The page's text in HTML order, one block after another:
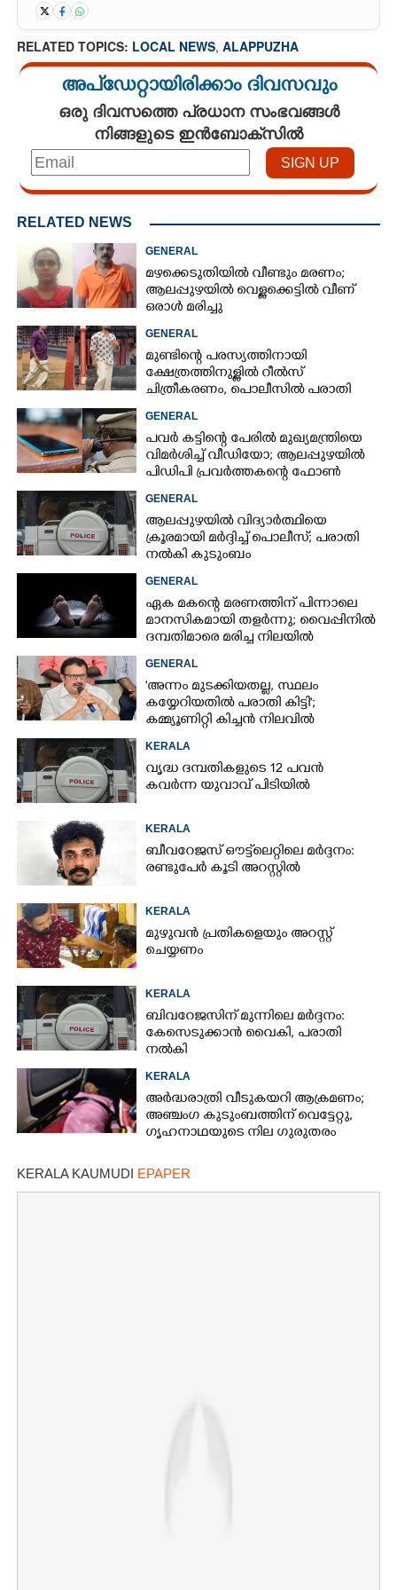
RELATED TOPICS: LOCAL NEWS, ALAPPUZHA
അപ്ഡേറ്റായിരിക്കാം ദിവസവും
ഒരു ദിവസത്തെ പ്രധാന സംഭവങ്ങൾ
നിങ്ങളുടെ ഇൻബോക്സിൽ
RELATED NEWS
GENERAL
മഴക്കെടുതിയിൽ വീണ്ടും മരണം;
ആലപ്പുഴയിൽ വെള്ളക്കെട്ടിൽ വീണ്
ഒരാൾ മരിച്ചു
GENERAL
മുണ്ടിന്റെ പരസ്യത്തിനായി
ക്ഷേത്രത്തിനുള്ളിൽ റീൽസ്
ചിത്രീകരണം, പൊലീസിൽ പരാതി
GENERAL
പവർ കട്ടിന്റെ പേരിൽ മുഖ്യമന്ത്രിയെ
വിമർശിച്ച് വീഡിയോ; ആലപ്പുഴയിൽ
പിഡിപി പ്രവർത്തകന്റെ ഫോൺ
പൊലീസ് പിടിച്ചെടുത്തു
GENERAL
ആലപ്പുഴയിൽ വിദ്യാർത്ഥിയെ
ക്രൂരമായി മർദ്ദിച്ച് പൊലീസ്; പരാതി
നൽകി കുടുംബം
GENERAL
ഏക മകന്റെ മരണത്തിന് പിന്നാലെ
മാനസികമായി തളർന്നു; വൈപ്പിനിൽ
ദമ്പതിമാരെ മരിച്ച നിലയിൽ
കണ്ടെത്തി
GENERAL
'അന്നം മുടക്കിയതല്ല, സ്ഥലം
കയ്യേറിയതിൽ പരാതി കിട്ടി';
കമ്മ്യൂണിറ്റി കിച്ചൻ നിലവിൽ
ആലപ്പുഴയിൽ മാത്രമെന്ന് മന്ത്രി
KERALA
വൃദ്ധ ദമ്പതികളുടെ 12 പവൻ
കവർന്ന യുവാവ് പിടിയിൽ
KERALA
ബീവറേജസ് ഔട്ട്‌ലെറ്റിലെ മർദ്ദനം:
രണ്ടുപേർ കൂടി അറസ്റ്റിൽ
KERALA
മുഴുവൻ പ്രതികളെയും അറസ്റ്റ്
ചെയ്യണം
KERALA
ബിവറേജസിന് മുന്നിലെ മർദ്ദനം:
കേസെടുക്കാൻ വൈകി, പരാതി
നൽകി
KERALA
അർദ്ധരാത്രി വീടുകയറി ആക്രമണം;
അഞ്ചംഗ കുടുംബത്തിന് വെട്ടേറ്റു,
ഗൃഹനാഥയുടെ നില ഗുരുതരം
KERALA KAUMUDI EPAPER